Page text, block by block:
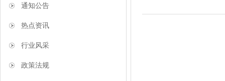
通知公告
热点资讯
行业风采
政策法规